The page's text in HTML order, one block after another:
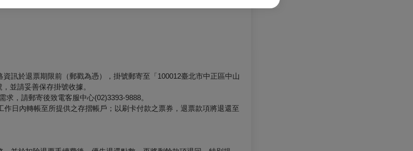
訊於退票期限前（郵戳為憑），掛號郵寄至「100012臺北市中正區中山
並請妥善保存掛號收據。
，請郵寄後致電客服中心(02)3393-9888。
日內轉帳至所提供之存摺帳戶；以刷卡付款之票券，退票款項將退還至